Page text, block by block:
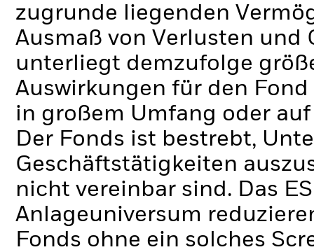
zugrunde liegenden
Ausmaß von Verlusten und
unterliegt demzufolge
Auswirkungen für den
in großem Umfang oder
Der Fonds ist bestrebt,
Geschäftstätigkeiten
nicht vereinbar sind. Das
Anlageuniversum
Fonds ohne ein solches